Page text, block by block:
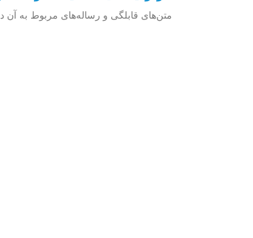
متن‌هاى قابلگى و رساله‌هاى مربوط به آن